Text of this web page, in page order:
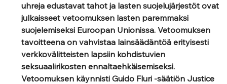
uhreja edustavat tahot ja lasten suojelujärjestöt ovat
julkaisseet vetoomuksen lasten paremmaksi
suojelemiseksi Euroopan Unionissa. Vetoomuksen
tavoitteena on vahvistaa lainsäädäntöä erityisesti
verkkovälitteisten lapsiin kohdistuvien
seksuaalirikosten ennaltaehkäisemiseksi.
Vetoomuksen käynnisti Guido Fluri -säätiön Justice